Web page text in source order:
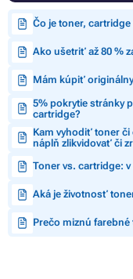
Čo je toner,
Ako ušetriť až 80 %
Mám kúpiť
5% pokrytie stránky
cartridge?
Kam vyhodiť toner
náplň zlikvidovať či
Toner vs. cartridge:
Aká je životnosť
Prečo miznú